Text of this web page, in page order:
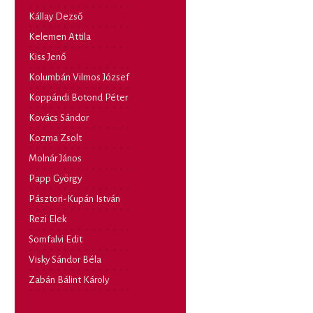
Kállay Dezső
Kelemen Attila
Kiss Jenő
Kolumbán Vilmos József
Koppándi Botond Péter
Kovács Sándor
Kozma Zsolt
Molnár János
Papp György
Pásztori-Kupán István
Rezi Elek
Somfalvi Edit
Visky Sándor Béla
Zabán Bálint Károly